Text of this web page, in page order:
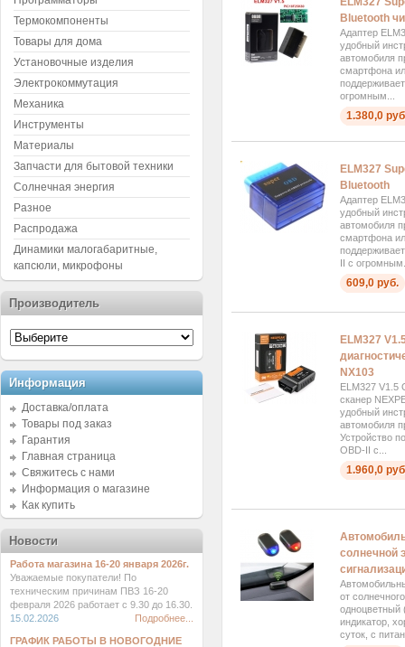
Bluetooth
Адаптер
удобный
автомобиля
смартфона
огромным...
1.380,0
ELM327
Bluetooth
Адаптер
удобный
автомобиля
смартфона
II с
609,0 руб.
ELM327
NX103
ELM327 V1.5
сканер
удобный
автомобиля
Устройство
OBD-II с...
1.960,0
солнечной
от
одноцветный
индикатор,
суток, с
Термокомпоненты
Товары для дома
Установочные изделия
Электрокоммутация
Механика
Инструменты
Материалы
Запчасти для бытовой техники
Солнечная энергия
Разное
Распродажа
Динамики малогабаритные,
капсюли, микрофоны
Производитель
Информация
Доставка/оплата
Товары под заказ
Гарантия
Главная страница
Свяжитесь с нами
Информация о магазине
Как купить
Новости
Работа магазина 16-20 января 2026г.
Уважаемые покупатели! По
техническим причинам ПВЗ 16-20
февраля 2026 работает с 9.30 до 16.30.
15.02.2026
Подробнее...
ГРАФИК РАБОТЫ В НОВОГОДНИЕ